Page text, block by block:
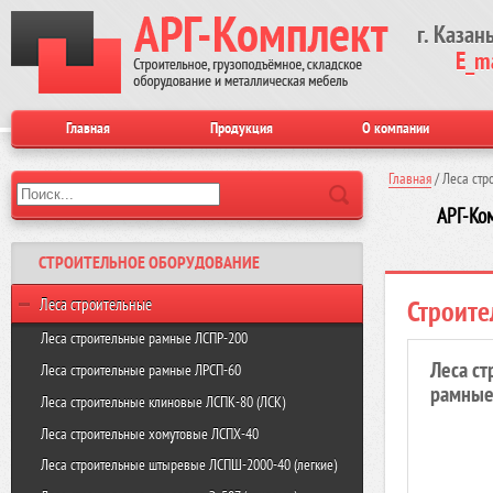
г.
Главная Продукция О компании
СТРОИТЕЛЬНОЕ ОБОРУДОВАНИЕ
Леса строительные
Леса строительные рамные ЛСПР-200
Леса строительные рамные ЛРСП-60
Леса строительные клиновые ЛСПК-80 (ЛСК)
Леса строительные хомутовые ЛСПХ-40
Леса строительные штыревые ЛСПШ-2000-40 (легкие)
Главная / Леса
АРГ-
Леса